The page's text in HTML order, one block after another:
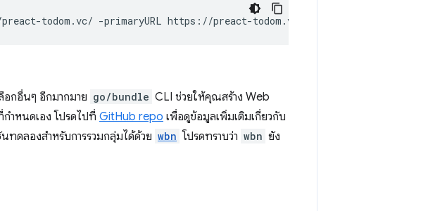
todom.vc/ -primaryURL https://preact-todom.vc/
อกอื่นๆ อีกมากมาย go/bundle CLI ช่วยให้คุณสร้าง Web
กําหนดเอง โปรดไปที่ GitHub repo เพื่อดูข้อมูลเพิ่มเติมเกี่ยวกับ
ดลองสำหรับการรวมกลุ่มได้ด้วย wbn โปรดทราบว่า wbn ยัง